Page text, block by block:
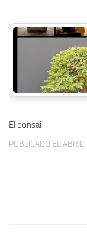
El bonsai
PUBLICADO EL